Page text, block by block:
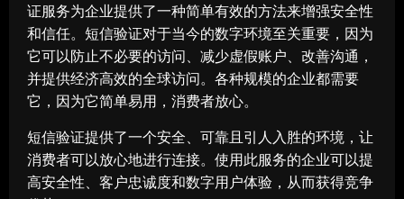
证服务为企业提供了一种简单有效的方法来增强安全性
和信任。短信验证对于当今的数字环境至关重要，因为
它可以防止不必要的访问、减少虚假账户、改善沟通，
并提供经济高效的全球访问。各种规模的企业都需要
它，因为它简单易用，消费者放心。
短信验证提供了一个安全、可靠且引人入胜的环境，让
消费者可以放心地进行连接。使用此服务的企业可以提
高安全性、客户忠诚度和数字用户体验，从而获得竞争